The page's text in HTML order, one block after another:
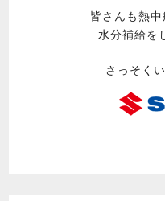
皆さんも熱
水分補給を
さっそく